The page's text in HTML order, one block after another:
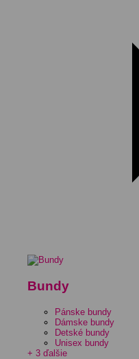
Bundy
Pánske bundy
Dámske bundy
Detské bundy
Unisex bundy
+ 3 ďalšie